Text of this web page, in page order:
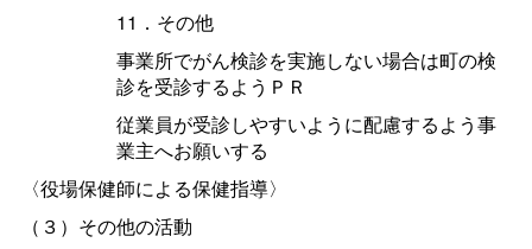
11．その他
事業所でがん検診を実施しない場合は町の検
診を受診するようＰＲ
従業員が受診しやすいように配慮するよう事
業主へお願いする
〈役場保健師による保健指導〉
（３）その他の活動